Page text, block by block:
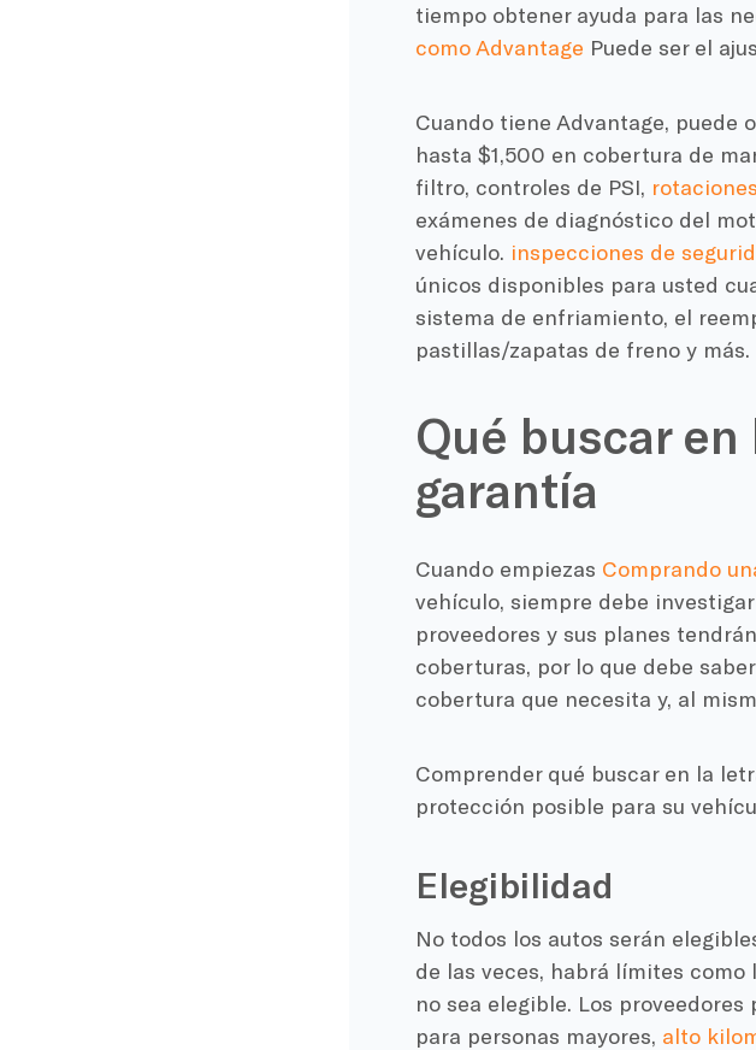
tiempo obtener ayuda para las
como Advantage Puede ser el
Cuando tiene Advantage,
hasta $1,500 en cobertura de
filtro, controles de PSI,
exámenes de diagnóstico del
vehículo. inspecciones de
únicos disponibles para usted
sistema de enfriamiento, el
pastillas/zapatas de freno y más.
Qué buscar
garantía
Cuando empiezas Comprando
vehículo, siempre debe
proveedores y sus planes
coberturas, por lo que debe
cobertura que necesita y, al
Comprender qué buscar en la
protección posible para su
Elegibilidad
No todos los autos serán
de las veces, habrá límites
no sea elegible. Los
para personas mayores, alto